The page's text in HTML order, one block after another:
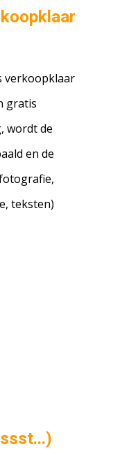
verkoopklaar
gratis
wordt de
en de
teksten)